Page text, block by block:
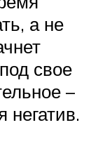
а не
свое
–
негатив.